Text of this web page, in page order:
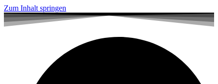
Zum Inhalt springen